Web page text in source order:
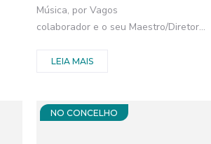
Música, por Vagos A
colaborador e o seu Maestro/Diretor...
LEIA MAIS
NO CONCELHO